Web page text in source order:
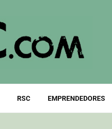
RSC EMPRENDEDORES